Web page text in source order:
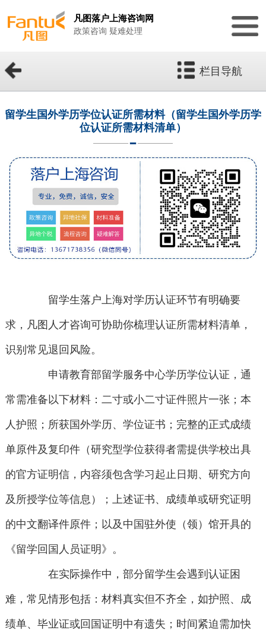
凡图落户上海咨询网
政策咨询 疑难处理
栏目导航
留学生国外学历学位认证所需材料（留学生国外学历学
位认证所需材料清单）
留学生落户上海对学历认证环节有明确要
求，凡图人才咨询可协助你梳理认证所需材料清单，
识别常见退回风险。
申请教育部留学服务中心学历学位认证，通
常需准备以下材料：二寸或小二寸证件照片一张；本
人护照；所获国外学历、学位证书；完整的正式成绩
单原件及复印件（研究型学位获得者需提供学校出具
的官方证明信，内容须包含学习起止日期、研究方向
及所授学位等信息）；上述证书、成绩单或研究证明
的中文翻译件原件；以及中国驻外使（领）馆开具的
《留学回国人员证明》。
在实际操作中，部分留学生会遇到认证困
难，常见情形包括：材料真实但不齐全，如护照、成
绩单、毕业证或回国证明中有遗失；时间紧迫需加快